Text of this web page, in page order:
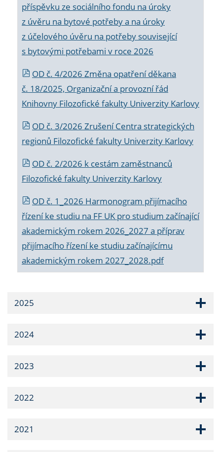
příspěvku ze sociálního fondu na úroky
z úvěru na bytové potřeby a na úroky
z účelového úvěru na potřeby související
s bytovými potřebami v roce 2026
OD č. 4/2026 Změna opatření děkana
č. 18/2025, Organizační a provozní řád
Knihovny Filozofické fakulty Univerzity Karlovy
OD č. 3/2026 Zrušení Centra strategických
regionů Filozofické fakulty Univerzity Karlovy
OD č. 2/2026 k cestám zaměstnanců
Filozofické fakulty Univerzity Karlovy
OD č. 1_2026 Harmonogram přijímacího
řízení ke studiu na FF UK pro studium začínající
akademickým rokem 2026_2027 a příprav
přijímacího řízení ke studiu začínajícímu
akademickým rokem 2027_2028.pdf
2025
2024
2023
2022
2021